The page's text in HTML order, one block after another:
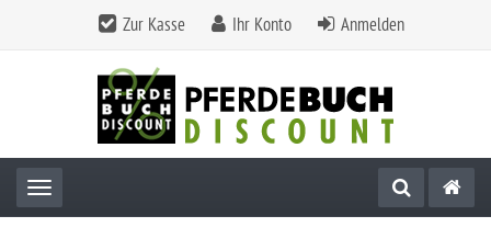
Zur Kasse Ihr Konto Anmelden
Toggle navigation